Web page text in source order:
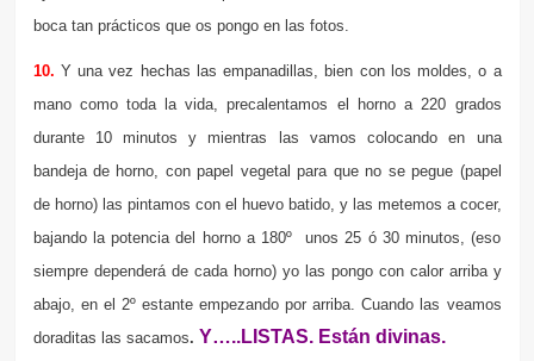
boca tan prácticos que os pongo en las fotos.
10. Y una vez hechas las empanadillas, bien con los moldes, o a
mano como toda la vida, precalentamos el horno a 220 grados
durante 10 minutos y mientras las vamos colocando en una
bandeja de horno, con papel vegetal para que no se pegue (papel
de horno) las pintamos con el huevo batido, y las metemos a cocer,
bajando la potencia del horno a 180º unos 25 ó 30 minutos, (eso
siempre dependerá de cada horno) yo las pongo con calor arriba y
abajo, en el 2º estante empezando por arriba. Cuando las veamos
doraditas las sacamos. Y…..LISTAS. Están divinas.